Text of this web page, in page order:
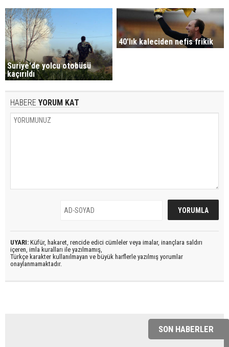
Suriye'de yolcu otobüsü
kaçırıldı
40'lık kaleciden nefis frikik
HABERE YORUM KAT
UYARI: Küfür, hakaret, rencide edici cümleler veya imalar, inançlara saldırı
içeren, imla kuralları ile yazılmamış,
Türkçe karakter kullanılmayan ve büyük harflerle yazılmış yorumlar
onaylanmamaktadır.
SON HABERLER